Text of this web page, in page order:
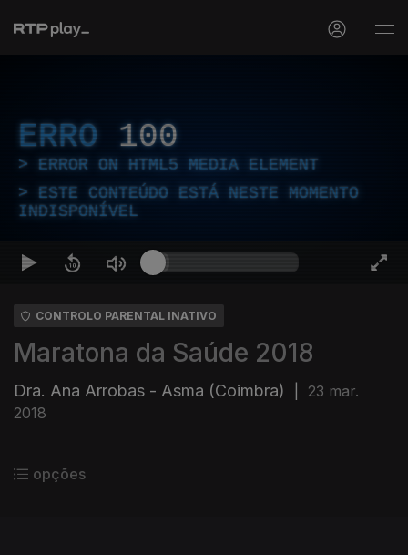
ERRO 100
ERROR ON HTML5 MEDIA ELEMENT
ESTE CONTEÚDO ESTÁ NESTE MOMENTO
INDISPONÍVEL
CONTROLO PARENTAL INATIVO
Maratona da Saúde 2018
Dra. Ana Arrobas - Asma (Coimbra)
23 mar.
2018
opções